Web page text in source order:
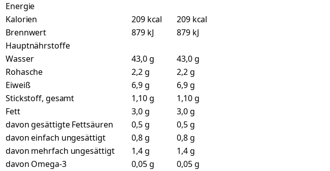
Energie
Kalorien
209 kcal
209 kcal
Brennwert
879 kJ
879 kJ
Hauptnährstoffe
Wasser
43,0 g
43,0 g
Rohasche
2,2 g
2,2 g
Eiweiß
6,9 g
6,9 g
Stickstoff, gesamt
1,10 g
1,10 g
Fett
3,0 g
3,0 g
davon gesättigte Fettsäuren
0,5 g
0,5 g
davon einfach ungesättigt
0,8 g
0,8 g
davon mehrfach ungesättigt
1,4 g
1,4 g
davon Omega-3
0,05 g
0,05 g